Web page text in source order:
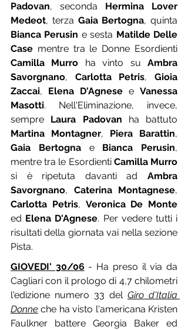
Padovan, seconda Hermina Lover
Medeot, terza Gaia Bertogna
Bianca Perusin e sesta Matilde Delle
Case
Camilla Murro ha vinto su Ambra
Savorgnano, Carlotta Petris, Gioia
Zaccai, Elena D'Agnese e Vanessa
Masotti. Nell'Eliminazione, invece,
sempre Laura Padovan
Martina Montagner, Piera Barattin
Gaia Bertogna e Bianca Perusin,
mentre tra le Esordienti Camilla Murro
si è ripetuta davanti ad Ambra
Savorgnano, Caterina Montagnese
Carlotta Petris, Veronica De Monte
ed Elena D'Agnese. Per vedere tutti i
risultati della giornata vai nella sezione
Pista.
GIOVEDI' 30/06 - Ha preso il via da
Cagliari con il prologo di 4,7 chilometri
l'edizione numero 33 del Giro d'Italia
Donne che ha visto l'americana Kristen
Faulkner battere Georgia Baker ed